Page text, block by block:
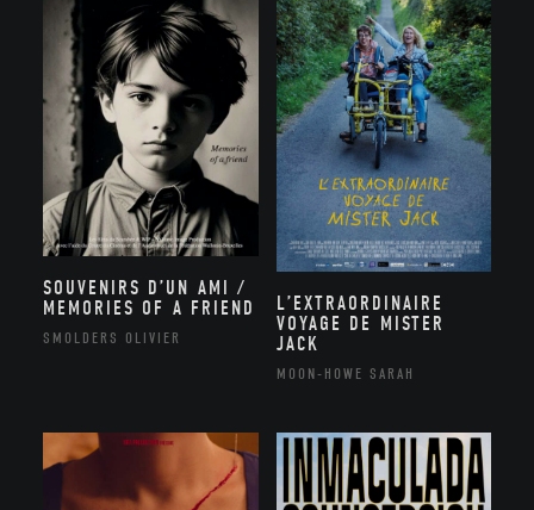
SOUVENIRS D’UN AMI /
MEMORIES OF A FRIEND
SMOLDERS OLIVIER
L’EXTRAORDINAIRE
VOYAGE DE MISTER
JACK
MOON-HOWE SARAH